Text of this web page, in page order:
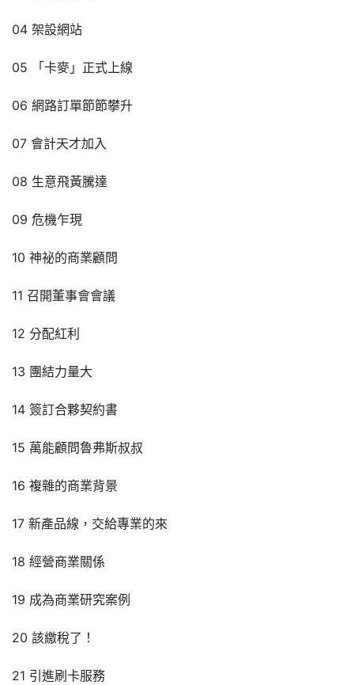
04 架設網站
05 「卡麥」正式上線
06 網路訂單節節攀升
07 會計天才加入
08 生意飛黃騰達
09 危機乍現
10 神祕的商業顧問
11 召開董事會會議
12 分配紅利
13 團結力量大
14 簽訂合夥契約書
15 萬能顧問魯弗斯叔叔
16 複雜的商業背景
17 新產品線，交給專業的來
18 經營商業關係
19 成為商業研究案例
20 該繳稅了！
21 引進刷卡服務